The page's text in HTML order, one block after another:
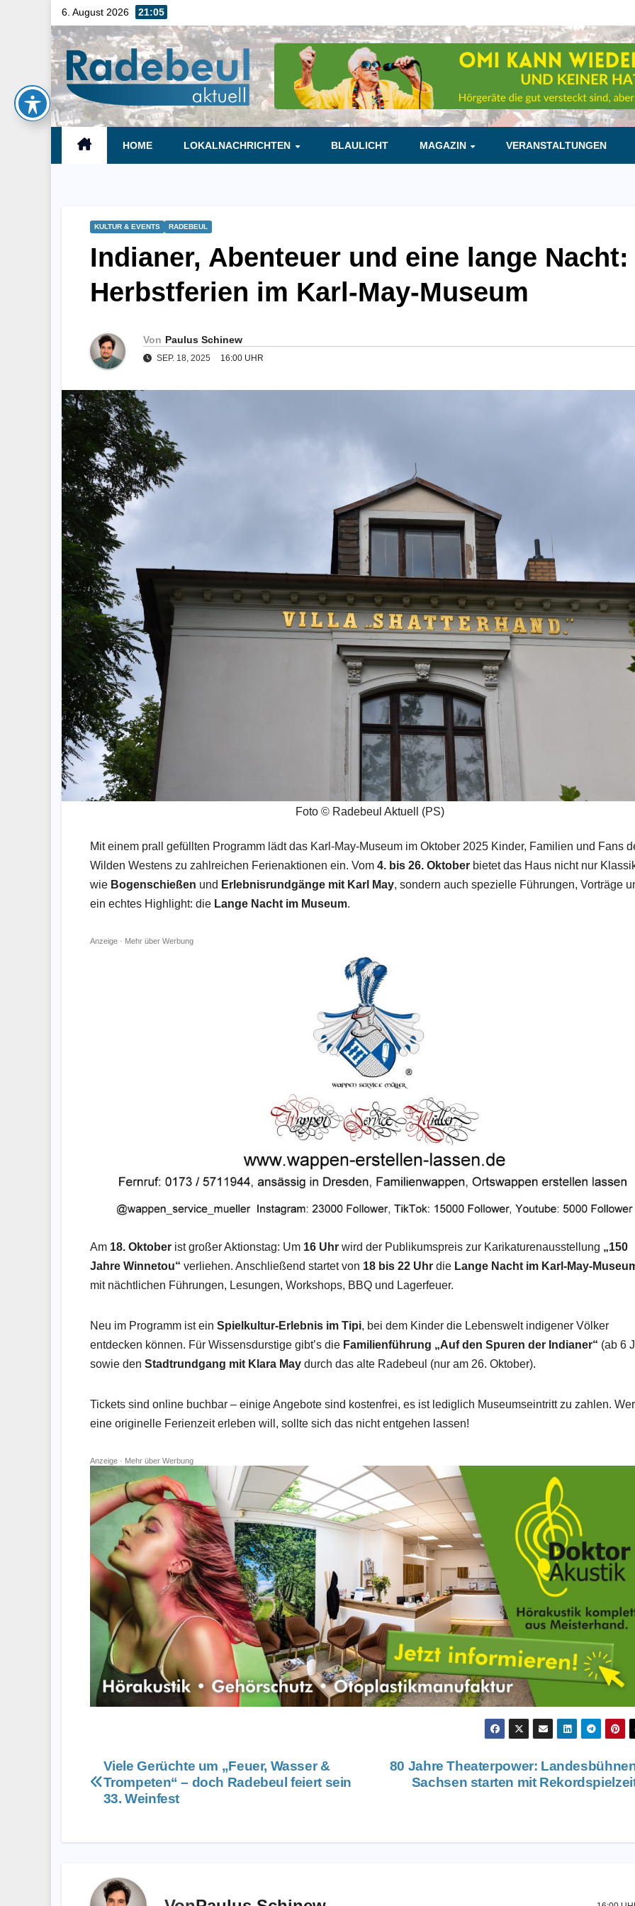
6. August 2026 21:05
HOME LOKALNACHRICHTEN BLAULICHT MAGAZIN VERANSTALTUNGEN
KULTUR & EVENTS RADEBEUL
Indianer, Abenteuer und eine lange Nacht:
Herbstferien im Karl-May-Museum
Von Paulus Schinew
SEP. 18, 2025 16:00 UHR
Foto © Radebeul Aktuell (PS)
Mit einem prall gefüllten Programm lädt das Karl-May-Museum im Oktober 2025 Kinder, Familien und Fans
Wilden Westens zu zahlreichen Ferienaktionen ein. Vom 4. bis 26. Oktober bietet das Haus nicht nur
wie Bogenschießen und Erlebnisrundgänge mit Karl May, sondern auch spezielle Führungen, Vorträge
ein echtes Highlight: die Lange Nacht im Museum.
Anzeige · Mehr über Werbung
Am 18. Oktober ist großer Aktionstag: Um 16 Uhr wird der Publikumspreis zur Karikaturenausstellung „150
Jahre Winnetou“ verliehen. Anschließend startet von 18 bis 22 Uhr die Lange Nacht im Karl-May-
mit nächtlichen Führungen, Lesungen, Workshops, BBQ und Lagerfeuer.
Neu im Programm ist ein Spielkultur-Erlebnis im Tipi, bei dem Kinder die Lebenswelt indigener Völker
entdecken können. Für Wissensdurstige gibt’s die Familienführung „Auf den Spuren der Indianer“ (ab 6
sowie den Stadtrundgang mit Klara May durch das alte Radebeul (nur am 26. Oktober).
Tickets sind online buchbar – einige Angebote sind kostenfrei, es ist lediglich Museumseintritt zu zahlen. Wer
eine originelle Ferienzeit erleben will, sollte sich das nicht entgehen lassen!
Anzeige · Mehr über Werbung
Beitragsnavigation
80 Jahre Theaterpower:
Sachsen starten mit
Viele Gerüchte um „Feuer, Wasser &
Trompeten“ – doch Radebeul feiert sein
33. Weinfest